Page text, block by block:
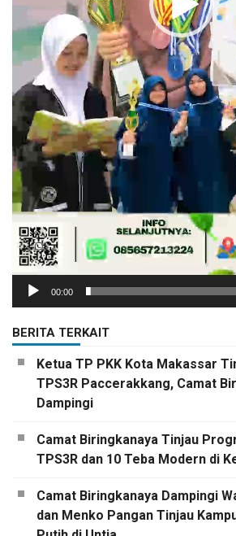
00:00
BERITA TERKAIT
Ketua TP PKK Kota Makassar
TPS3R Paccerakkang, Camat
Dampingi
Camat Biringkanaya Tinjau
TPS3R dan 10 Teba Modern di
Camat Biringkanaya Dampingi
dan Menko Pangan Tinjau